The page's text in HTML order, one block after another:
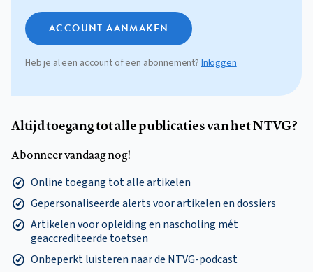
ACCOUNT AANMAKEN
Heb je al een account of een abonnement?Inloggen
Altijd toegang tot alle publicaties van het NTVG?
Abonneer vandaag nog!
Online toegang tot alle artikelen
Gepersonaliseerde alerts voor artikelen en dossiers
Artikelen voor opleiding en nascholing mét
geaccrediteerde toetsen
Onbeperkt luisteren naar de NTVG-podcast